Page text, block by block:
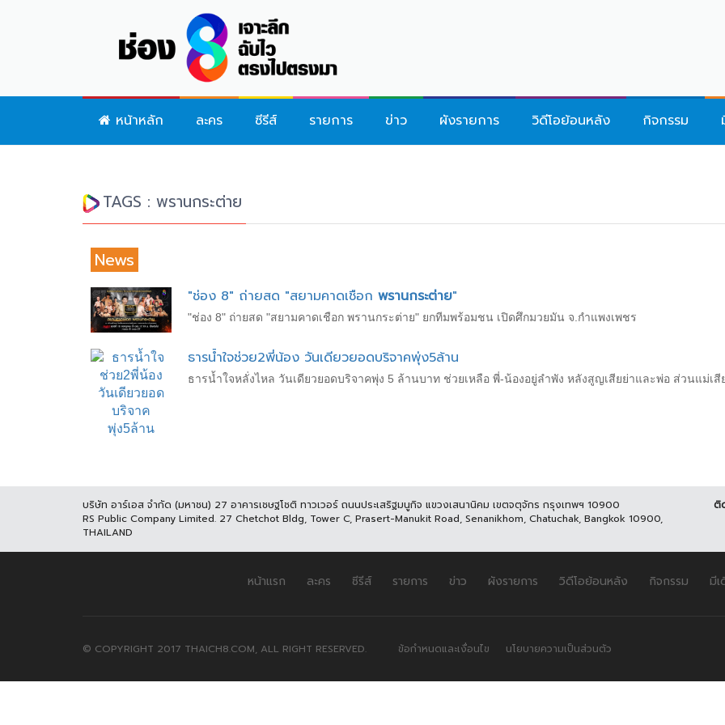
หน้าหลัก ละคร ซีรีส์ รายการ ข่าว ผังรายการ วิดีโอย้อนหลัง กิจกรรม
TAGS : พรานกระต่าย
News
"ช่อง 8" ถ่ายสด "สยามคาดเชือก พรานกระต่าย"
"ช่อง 8" ถ่ายสด "สยามคาดเชือก พรานกระต่าย" ยกทีมพร้อมชน เปิดศึกมวยมัน จ.กำแพงเพชร
ธารน้ำใจช่วย2พี่น้อง วันเดียวยอดบริจาคพุ่ง5ล้าน
ธารน้ำใจหลั่งไหล วันเดียวยอดบริจาคพุ่ง 5 ล้านบาท ช่วยเหลือ พี่-น้องอยู่ลำพัง หลังสูญเสียย่าและพ่อ ส่วนแม่เสี
บริษัท อาร์เอส จำกัด (มหาชน) 27 อาคารเชษฐโชติ ทาวเวอร์ ถนนประเสริฐมนูกิจ แขวงเสนานิคม เขตจตุจักร กรุงเทพฯ 10900
RS Public Company Limited. 27 Chetchot Bldg, Tower C, Prasert-Manukit Road, Senanikhom, Chatuchak, Bangkok 10900,
THAILAND
ติ
หน้าแรก ละคร ซีรีส์ รายการ ข่าว ผังรายการ วิดีโอย้อนหลัง กิจกรรม มี
© COPYRIGHT 2017 THAICH8.COM, ALL RIGHT RESERVED. ข้อกำหนดและเงื่อนไข นโยบายความเป็นส่วนตัว